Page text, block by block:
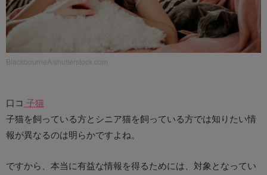
BlackbourneA/shutterstock.com
口コ 子猫
子猫を飼っている方とシニア猫を飼っている方では知りたい情
報が異なるのは明らかですよね。
ですから、本当に有益な情報を得るためには、対象となってい